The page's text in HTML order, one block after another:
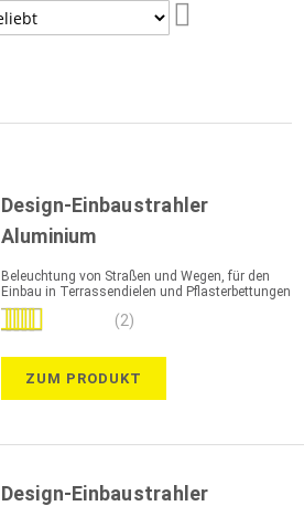
Design-Einbaustrahler
Aluminium
Beleuchtung von Straßen und Wegen, für den
Einbau in Terrassendielen und Pflasterbettungen
Bewertung:
(2)
ZUM PRODUKT
Design-Einbaustrahler